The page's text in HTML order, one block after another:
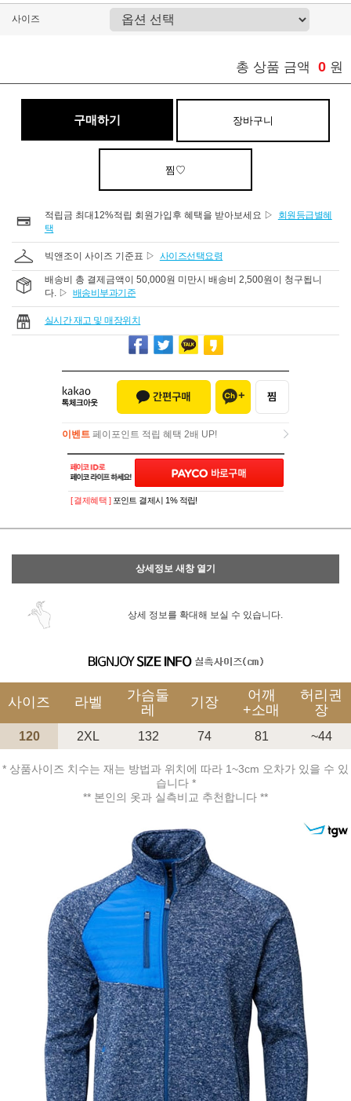
사이즈
총 상품 금액 0 원
구매하기 장바구니
찜♡
적립금 최대12%적립 회원가입후 혜택을 받아보세요 ▷
회원등급별혜
택
빅앤조이 사이즈 기준표 ▷ 사이즈선택요령
배송비 총 결제금액이 50,000원 미만시 배송비 2,500원이 청구됩니
다. ▷ 배송비부과기준
실시간 재고 및 매장위치
이벤트 페이포인트 적립 혜택 2배 UP!
이벤트페이포인트 적립 혜택 2배 UP!
PAYCO 바로구매
[ 결제혜택 ] 포인트 결제시 1% 적립!
상세정보 새창 열기
상세 정보를 확대해 보실 수 있습니다.
사이즈 라벨
가슴둘
레
기장
어깨
+소매
허리권
장
120 2XL 132 74 81 ~44
* 상품사이즈 치수는 재는 방법과 위치에 따라 1~3cm 오차가 있을 수 있
습니다 *
** 본인의 옷과 실측비교 추천합니다 **